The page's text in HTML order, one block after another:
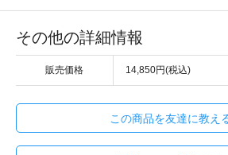
その他の詳細情報
販売価格 14,850円(税込)
この商品を友達に教え